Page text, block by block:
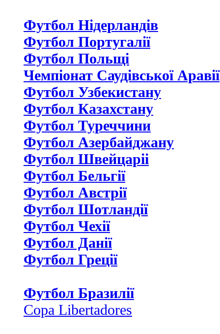
Футбол Нідерландiв
Футбол Португалії
Футбол Польщі
Чемпіонат Саудівської Аравії
Футбол Узбекистану
Футбол Казахстану
Футбол Туреччини
Футбол Азербайджану
Футбол Швейцаріі
Футбол Бельгії
Футбол Австрії
Футбол Шотландії
Футбол Чехії
Футбол Данії
Футбол Греції
Футбол Бразилії
Copa Libertadores